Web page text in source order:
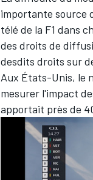
importante source
télé de la F1 dans
des droits de
desdits droits sur
Aux États-Unis, le
mesurer l'impact
apportait près de